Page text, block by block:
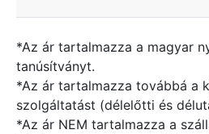
*Az ár tartalmazza a magyar
tanúsítványt.
*Az ár tartalmazza továbbá a
szolgáltatást (délelőtti és
*Az ár NEM tartalmazza a